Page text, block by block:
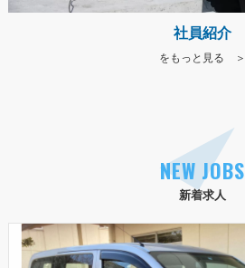
社員紹介
をもっと見る ＞
新着求人
NEW JOBS